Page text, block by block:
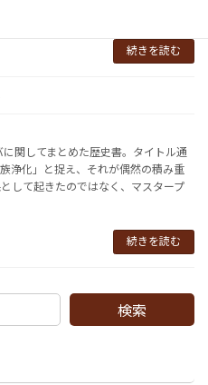
続きを読む
関してまとめた歴史書。タイトル通
浄化」と捉え、それが偶然の積み重
して起きたのではなく、マスタープ
続きを読む
検索